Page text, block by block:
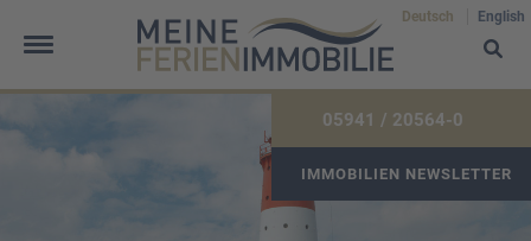
Deutsch English
05941 / 20564-0
IMMOBILIEN NEWSLETTER
Divers